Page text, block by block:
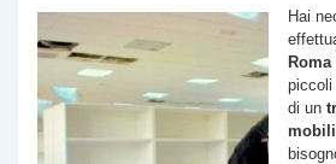
Hai
Roma
di un